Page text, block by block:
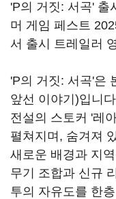
'P의 거짓: 서곡' 출
머 게임 페스트
서 출시 트레일러
'P의 거짓: 서곡'은
앞선 이야기)입니
전설의 스토커 '레
펼쳐지며, 숨겨져
새로운 배경과 지
무기 조합과 신규
투의 자유도를 한